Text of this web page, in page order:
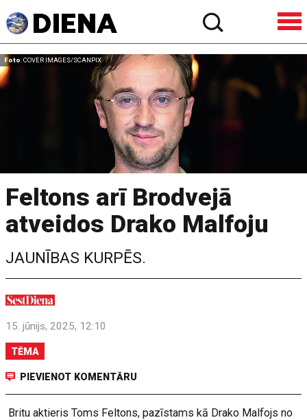
Foto: COVER IMAGES/SCANPIX
Feltons arī Brodvejā
atveidos Drako Malfoju
JAUNĪBAS KURPĒS.
15. jūnijs, 2025, 12:10
TĒMA
PIEVIENOT KOMENTĀRU
Britu aktieris Toms Feltons, pazīstams kā Drako Malfojs no